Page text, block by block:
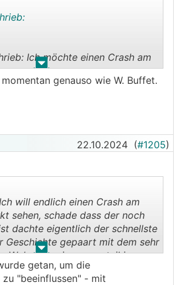
. .
Ich möchte einen Crash am
250% gemacht😀
genauso wie W. Buffet.
22.10.2024 (#1205)
. .
will endlich einen Crash am
sehen, schade dass der noch
dachte eigentlich der schnellste
Geschichte gepaart mit dem sehr
Wohnfinanzierungsanteil in
es richten
getan, um die
zu "beeinflussen" - mit